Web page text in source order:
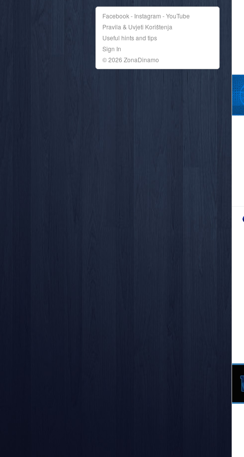
Facebook - Instagram - YouTube
Pravila & Uvjeti Korištenja
Useful hints and tips
Sign In
© 2026 ZonaDinamo